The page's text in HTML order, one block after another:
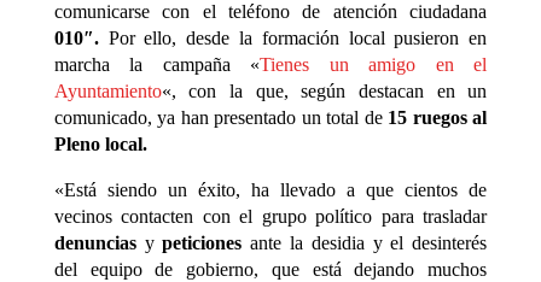
comunicarse con el teléfono de atención ciudadana
010″.Por ello, desde la formación local pusieron en
marcha la campaña «Tienes un amigo en el
Ayuntamiento«, con la que, según destacan en un
comunicado, ya han presentado un total de 15 ruegos al
Pleno local.
«Está siendo un éxito, ha llevado a que cientos de
vecinos contacten con el grupo político para trasladar
denunciasypeticiones ante la desidia y el desinterés
del equipo de gobierno, que está dejando muchos